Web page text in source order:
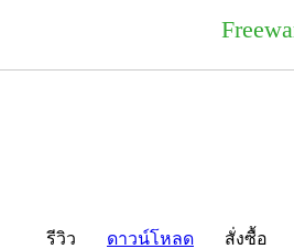
รีวิว ดาวน์โหลด สั่งซื้อ